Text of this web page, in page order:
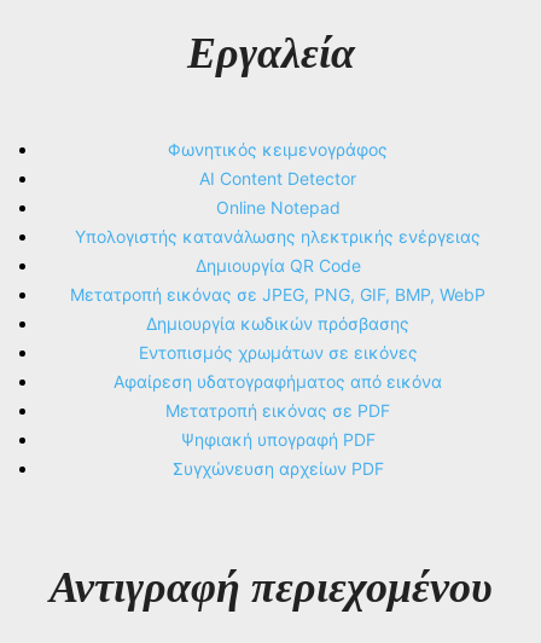
Εργαλεία
Φωνητικός κειμενογράφος
AI Content Detector
Online Notepad
Υπολογιστής κατανάλωσης ηλεκτρικής ενέργειας
Δημιουργία QR Code
Μετατροπή εικόνας σε JPEG, PNG, GIF, BMP, WebP
Δημιουργία κωδικών πρόσβασης
Εντοπισμός χρωμάτων σε εικόνες
Αφαίρεση υδατογραφήματος από εικόνα
Μετατροπή εικόνας σε PDF
Ψηφιακή υπογραφή PDF
Συγχώνευση αρχείων PDF
Αντιγραφή περιεχομένου